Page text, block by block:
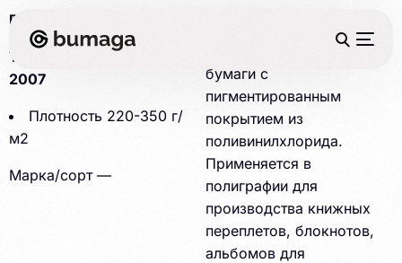
ГОСТ 9996-84
ТО 8722-001-77693120-
2007
Плотность 220-350 г/
м2
Марка/сорт —
Бумвинил – переплетный
материал на основе из
бумаги с
пигментированным
покрытием из
поливинилхлорида.
Применяется в
полиграфии для
производства книжных
переплетов, блокнотов,
альбомов для